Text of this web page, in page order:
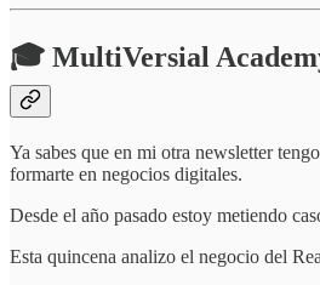
🎓 MultiVersial
Ya sabes que en mi otra newsletter
formarte en negocios digitales.
Desde el año pasado estoy metiendo
Esta quincena analizo el negocio del